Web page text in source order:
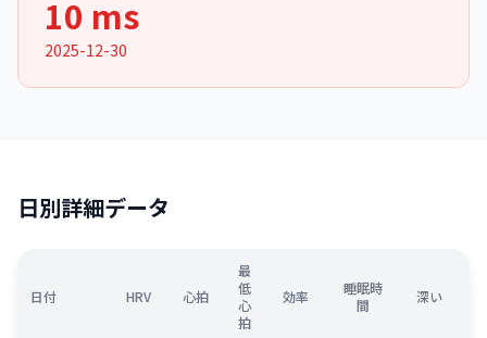
10 ms
2025-12-30
日別詳細データ
日付 HRV 心拍
最
低
心
拍
効率
睡眠時
間
深い